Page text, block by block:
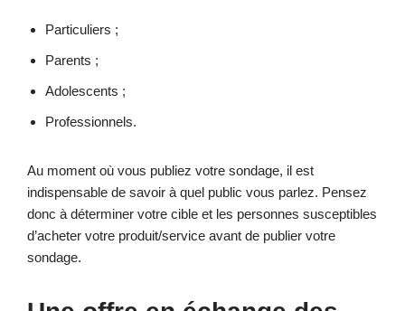
Particuliers ;
Parents ;
Adolescents ;
Professionnels.
Au moment où vous publiez votre sondage, il est
indispensable de savoir à quel public vous parlez. Pensez
donc à déterminer votre cible et les personnes susceptibles
d’acheter votre produit/service avant de publier votre
sondage.